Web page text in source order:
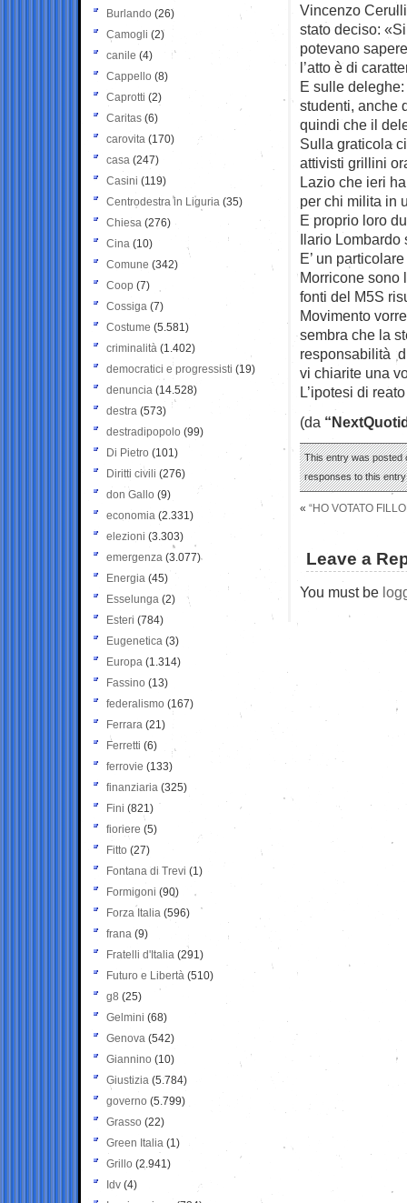
Vincenzo
stato deciso:
potevano
l’atto è di
E sulle
studenti, anche
quindi che il
Sulla graticola
attivisti grillini
Lazio che ieri
per chi milita in
E proprio loro
Ilario Lombardo
E’ un
Morricone sono
fonti del M5S
Movimento
sembra che la
responsabilità
vi chiarite una
L’ipotesi di
(da
This entry was posted
responses to this
« “HO VOTATO
Leave a
You must be
Burlando (26)
Camogli (2)
canile (4)
Cappello (8)
Caprotti (2)
Caritas (6)
carovita (170)
casa (247)
Casini (119)
Centrodestra in Liguria (35)
Chiesa (276)
Cina (10)
Comune (342)
Coop (7)
Cossiga (7)
Costume (5.581)
criminalità (1.402)
democratici e progressisti (19)
denuncia (14.528)
destra (573)
destradipopolo (99)
Di Pietro (101)
Diritti civili (276)
don Gallo (9)
economia (2.331)
elezioni (3.303)
emergenza (3.077)
Energia (45)
Esselunga (2)
Esteri (784)
Eugenetica (3)
Europa (1.314)
Fassino (13)
federalismo (167)
Ferrara (21)
Ferretti (6)
ferrovie (133)
finanziaria (325)
Fini (821)
fioriere (5)
Fitto (27)
Fontana di Trevi (1)
Formigoni (90)
Forza Italia (596)
frana (9)
Fratelli d'Italia (291)
Futuro e Libertà (510)
g8 (25)
Gelmini (68)
Genova (542)
Giannino (10)
Giustizia (5.784)
governo (5.799)
Grasso (22)
Green Italia (1)
Grillo (2.941)
Idv (4)